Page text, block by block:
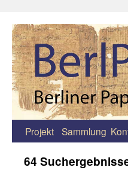
Zum
Projekt Sammlung
64